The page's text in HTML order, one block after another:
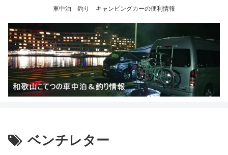
車中泊 釣り キャンピングカーの便利情報
ベンチレター